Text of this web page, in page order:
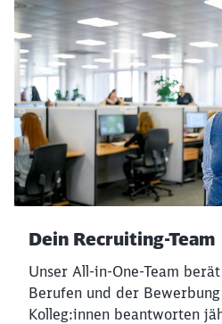
Dein Recruiting-Team
Unser All-in-One-Team
Berufen und der
Kolleg:innen beantworten